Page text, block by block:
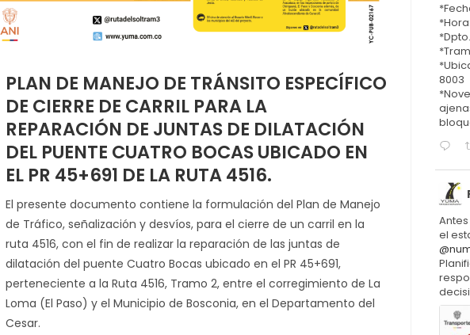
PLAN DE MANEJO DE TRÁNSITO ESPECÍFICO
DE CIERRE DE CARRIL PARA LA
REPARACIÓN DE JUNTAS DE DILATACIÓN
DEL PUENTE CUATRO BOCAS UBICADO EN
EL PR 45+691 DE LA RUTA 4516.
El presente documento contiene la formulación del Plan de Manejo
de Tráfico, señalización y desvíos, para el cierre de un carril en la
ruta 4516, con el fin de realizar la reparación de las juntas de
dilatación del puente Cuatro Bocas ubicado en el PR 45+691,
perteneciente a la Ruta 4516, Tramo 2, entre el corregimiento de La
Loma (El Paso) y el Municipio de Bosconia, en el Departamento del
Cesar.
8003
el